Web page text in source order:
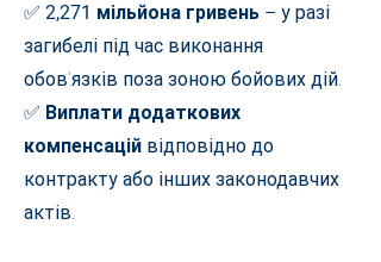
✅ 2,271 мільйона гривень – у разі
загибелі під час виконання
обов’язків поза зоною бойових дій.
✅ Виплати додаткових
компенсацій відповідно до
контракту або інших законодавчих
актів.